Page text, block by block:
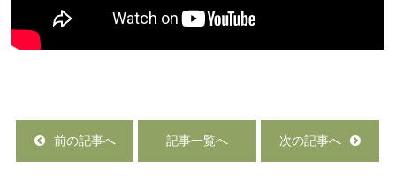
前の記事へ 記事一覧へ 次の記事へ